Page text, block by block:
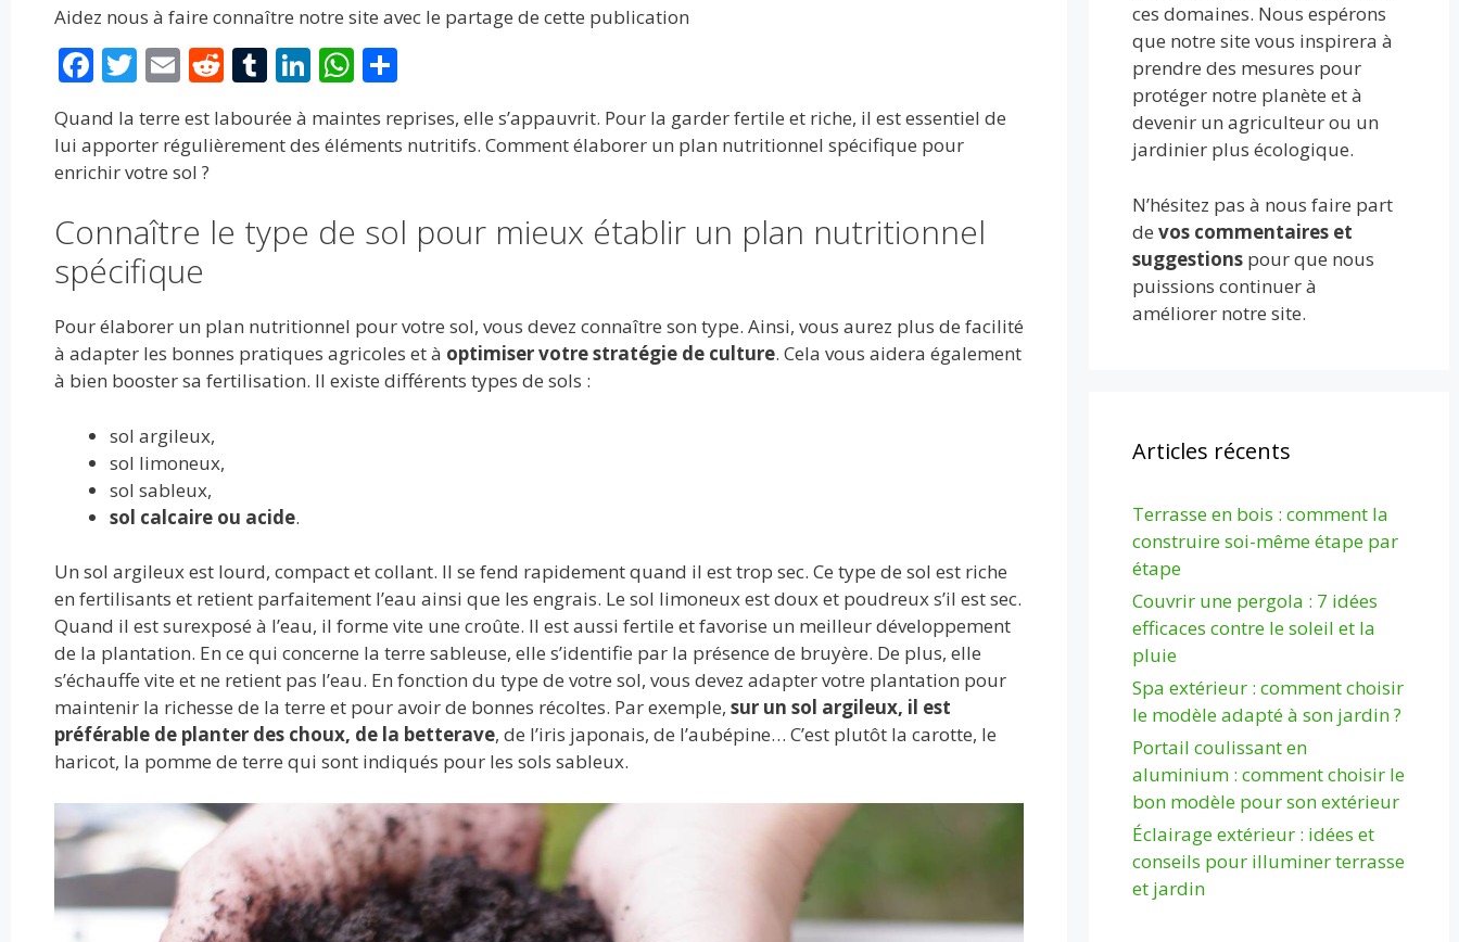
Aidez nous à faire connaître notre site avec le partage de cette publication
F
ac
e
b
o
k
T
itt
er
E
ai
l
R
e
d
T
u
m
Li
k
n
W
at
p
P
ar
ta
Quand la terre est labourée à maintes reprises, elle s’appauvrit. Pour la garder fertile et riche, il est essentiel de
lui apporter régulièrement des éléments nutritifs. Comment élaborer un plan nutritionnel spécifique pour
enrichir votre sol ?
Connaître le type de sol pour mieux établir un plan nutritionnel
spécifique
Pour élaborer un plan nutritionnel pour votre sol, vous devez connaître son type. Ainsi, vous aurez plus de facilité
à adapter les bonnes pratiques agricoles et à optimiser votre stratégie de culture. Cela vous aidera également
à bien booster sa fertilisation. Il existe différents types de sols :
sol argileux,
sol limoneux,
sol sableux,
sol calcaire ou acide.
Un sol argileux est lourd, compact et collant. Il se fend rapidement quand il est trop sec. Ce type de sol est riche
en fertilisants et retient parfaitement l’eau ainsi que les engrais. Le sol limoneux est doux et poudreux s’il est sec.
Quand il est surexposé à l’eau, il forme vite une croûte. Il est aussi fertile et favorise un meilleur développement
de la plantation. En ce qui concerne la terre sableuse, elle s’identifie par la présence de bruyère. De plus, elle
s’échauffe vite et ne retient pas l’eau. En fonction du type de votre sol, vous devez adapter votre plantation pour
maintenir la richesse de la terre et pour avoir de bonnes récoltes. Par exemple, sur un sol argileux, il est
préférable de planter des choux, de la betterave, de l’iris japonais, de l’aubépine… C’est plutôt la carotte, le
haricot, la pomme de terre qui sont indiqués pour les sols sableux.
ces domaines. Nous espérons
que notre site vous inspirera à
prendre des mesures pour
protéger notre planète et à
devenir un agriculteur ou un
jardinier plus écologique.
N’hésitez pas à nous faire part
devos commentaires et
suggestions pour que nous
puissions continuer à
améliorer notre site.
Articles récents
Terrasse en bois : comment la
construire soi-même étape par
étape
Couvrir une pergola : 7 idées
efficaces contre le soleil et la
pluie
Spa extérieur : comment choisir
le modèle adapté à son jardin ?
Portail coulissant en
aluminium : comment choisir le
bon modèle pour son extérieur
Éclairage extérieur : idées et
conseils pour illuminer terrasse
et jardin